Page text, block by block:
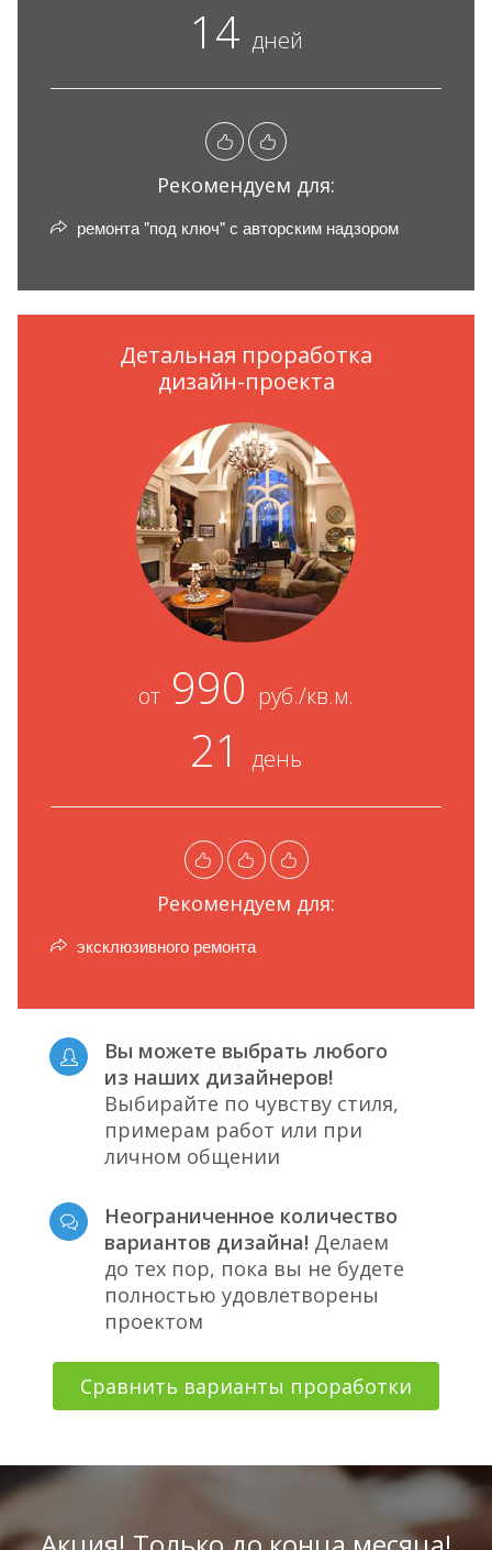
14 дней
Рекомендуем для:
ремонта "под ключ" с авторским надзором
Детальная проработка
дизайн-проекта
от 990 руб./кв.м.
21 день
Рекомендуем для:
эксклюзивного ремонта
Вы можете выбрать любого
из наших дизайнеров!
Выбирайте по чувству стиля,
примерам работ или при
личном общении
Неограниченное количество
вариантов дизайна! Делаем
до тех пор, пока вы не будете
полностью удовлетворены
проектом
Сравнить варианты проработки